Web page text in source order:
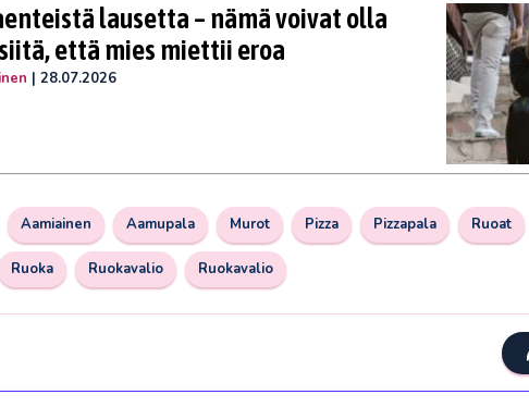
lausetta – nämä voivat olla
että mies miettii eroa
| 28.07.2026
Aamiainen Aamupala Murot Pizza Pizzapala Ruoat
Ruoka Ruokavalio Ruokavalio